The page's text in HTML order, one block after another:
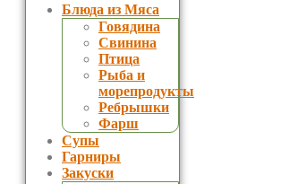
Блюда из Мяса
Говядина
Свинина
Птица
Рыба и
морепродукты
Ребрышки
Фарш
Супы
Гарниры
Закуски